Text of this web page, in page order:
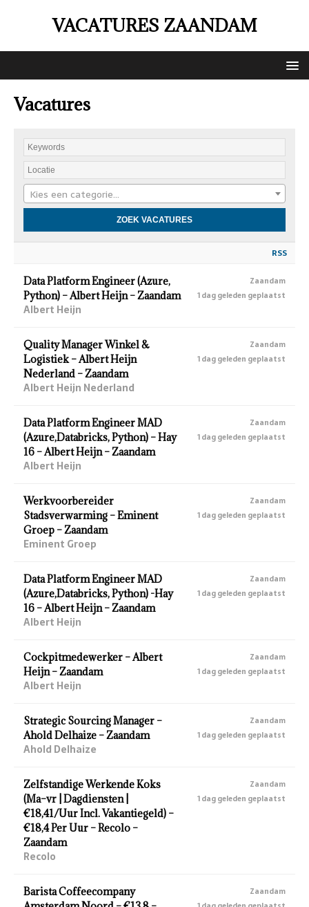
VACATURES ZAANDAM
Vacatures
Kies een categorie…
RSS
Data Platform Engineer (Azure,
Python) – Albert Heijn – Zaandam
Albert Heijn
Zaandam
1 dag geleden geplaatst
Quality Manager Winkel &
Logistiek – Albert Heijn
Nederland – Zaandam
Albert Heijn Nederland
Zaandam
1 dag geleden geplaatst
Data Platform Engineer MAD
(Azure,Databricks, Python) – Hay
16 – Albert Heijn – Zaandam
Albert Heijn
Zaandam
1 dag geleden geplaatst
Werkvoorbereider
Stadsverwarming – Eminent
Groep – Zaandam
Eminent Groep
Zaandam
1 dag geleden geplaatst
Data Platform Engineer MAD
(Azure,Databricks, Python) -Hay
16 – Albert Heijn – Zaandam
Albert Heijn
Zaandam
1 dag geleden geplaatst
Cockpitmedewerker – Albert
Heijn – Zaandam
Albert Heijn
Zaandam
1 dag geleden geplaatst
Strategic Sourcing Manager –
Ahold Delhaize – Zaandam
Ahold Delhaize
Zaandam
1 dag geleden geplaatst
Zelfstandige Werkende Koks
(Ma–vr | Dagdiensten |
€18,41/Uur Incl. Vakantiegeld) –
€18,4 Per Uur – Recolo –
Zaandam
Recolo
Zaandam
1 dag geleden geplaatst
Barista Coffeecompany
Zaandam